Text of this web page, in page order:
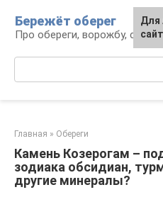
контенту
Бережёт оберег
Про обереги, ворожбу, сны и
Главная » Обереги
Камень Козерогам –
зодиака обсидиан,
другие минералы?
Для